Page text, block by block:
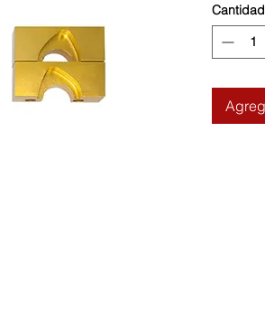
Cantidad